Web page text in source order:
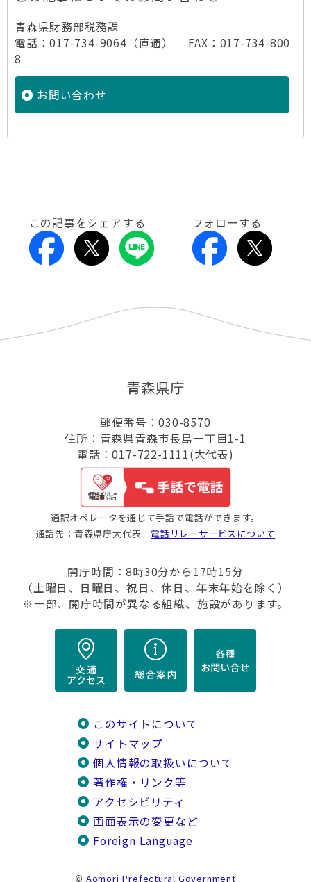
青森県財務部税務課
電話：017-734-9064（直通） FAX：017-734-800
8
お問い合わせ
この記事をシェアする フォローする
青森県庁
郵便番号：030-8570
住所：青森県青森市長島一丁目1-1
電話：017-722-1111(大代表)
通訳オペレータを通じて手話で電話ができます。
通話先：青森県庁大代表 電話リレーサービスについて
開庁時間：8時30分から17時15分
（土曜日、日曜日、祝日、休日、年末年始を除く）
※一部、開庁時間が異なる組織、施設があります。
このサイトについて
サイトマップ
個人情報の取扱いについて
著作権・リンク等
アクセシビリティ
画面表示の変更など
Foreign Language
© Aomori Prefectural Government